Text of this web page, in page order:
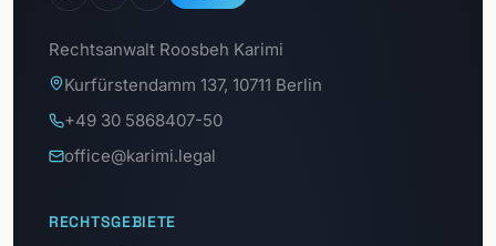
Rechtsanwalt Roosbeh Karimi
Kurfürstendamm 137, 10711 Berlin
+49 30 5868407-50
office@karimi.legal
RECHTSGEBIETE